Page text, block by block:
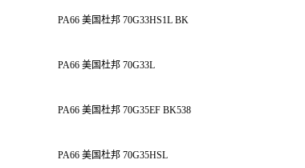
PA66 美国杜邦 70G33HS1L BK
PA66 美国杜邦 70G33L
PA66 美国杜邦 70G35EF BK538
PA66 美国杜邦 70G35HSL